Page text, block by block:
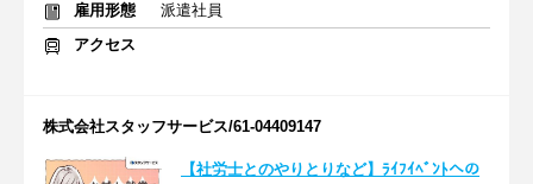
雇用形態
派遣社員
アクセス
株式会社スタッフサービス/61-04409147
【社労士とのやりとりなど】ﾗｲﾌｲﾍﾞﾝﾄへの